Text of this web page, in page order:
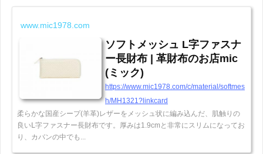
www.mic1978.com
ソフトメッシュ L字ファスナ
ー長財布 | 革財布のお店mic
(ミック)
https://www.mic1978.com/c/material/softmes
h/MH1321?linkcard
柔らかな国産シープ(羊革)レザーをメッシュ状に編み込んだ、肌触りの
良いⅬ字ファスナー長財布です。厚みは1.9cmと非常にスリムになってお
り、カバンの中でも...